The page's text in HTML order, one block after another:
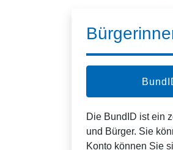
Die BundID ist ein
und Bürger. Sie
Konto können Sie